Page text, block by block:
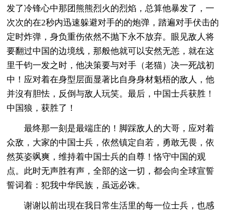
发了冷锋心中那团熊熊烈火的烈焰，总算他暴发了，一
次次的在2秒内迅速躲避对手的的炮弹，踏遍对手伏击的
定时炸弹，身负重伤依然不抛下永不放弃。眼见敌人将
要翻过中国的边境线，那般他就可以安然无恙，就在这
里千钧一发之时，他决策要与对手（老猫）决一死战初
中！应对着在身型层面显著比自身身材魁梧的敌人，他
并沒有胆怯，反倒与敌人玩笑。最后，中国士兵获胜！
中国狼，获胜了！
最终那一刻是最端庄的！脚踩敌人的大哥，应对着
众敌，大家的中国士兵，依然镇定自若，勇敢无畏，依
然英姿飒爽，维持着中国士兵的自尊！恪守中国的观
点。此时无声胜有声，全部的这一切，都会向全球宣誓
誓词着：犯我中华民族，虽远必诛。
谢谢以前出現在我日常生活里的每一位士兵，也感